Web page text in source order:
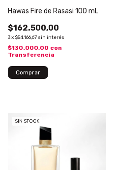
Hawas Fire de Rasasi 100 mL
$162.500,00
3x $54.166,67 sin interés
$130.000,00 con
Transferencia
SIN STOCK